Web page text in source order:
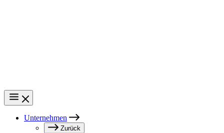
Unternehmen
Zurück